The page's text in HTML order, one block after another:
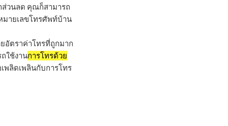
ส่วนลด คุณก็สามารถ
มายเลขโทรศัพท์บ้าน
อัตราค่าโทรที่ถูกมาก
ใช้งานการโทรด้วย
พลิดเพลินกับการโทร